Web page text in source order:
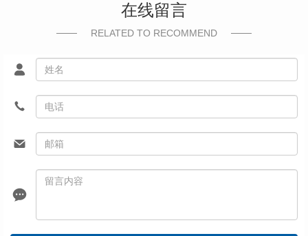
在线留言
RELATED TO RECOMMEND